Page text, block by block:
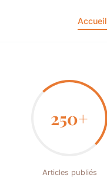
Accueil
250+
Articles publiés